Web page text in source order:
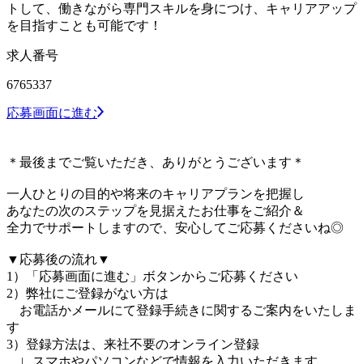
トして、働きながら専門スキルを身につけ、キャリアアップ
を目指すことも可能です！
求人番号
6765337
応募画面に進む
＊最後までご覧いただき、ありがとうございます＊
一人ひとりの目的や将来のキャリアプランを把握し
あなたの次のステップを見据えたお仕事をご紹介＆
全力でサポートしますので、安心してご応募くださいね◎
▼応募後の流れ▼
1）「応募画面に進む」ボタンからご応募ください
2）弊社にご登録がない方は
お電話かメールにて登録手続きに関するご案内をいたしま
す
3）登録方法は、来社不要のオンライン登録
∟スマホやパソコンなどで情報を入力いただきます